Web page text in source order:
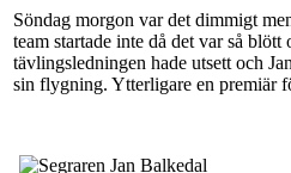
Söndag morgon var det dimmigt
team startade inte då det var så
tävlingsledningen hade utsett och
sin flygning. Ytterligare en premiär